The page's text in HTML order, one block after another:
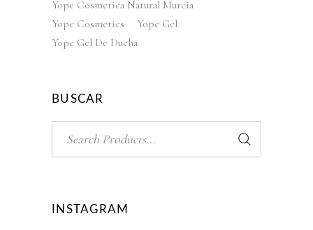
Yope Cosmetica Natural Murcia
Yope Cosmetics
Yope Gel
Yope Gel De Ducha
BUSCAR
INSTAGRAM